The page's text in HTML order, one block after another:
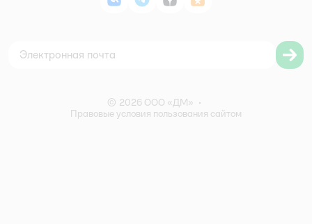
Правила бонусной программы
© 2026 ООО «ДМ» •
Правовые условия пользования сайтом
ВКонтакте
TelegramДзен Одноклассники